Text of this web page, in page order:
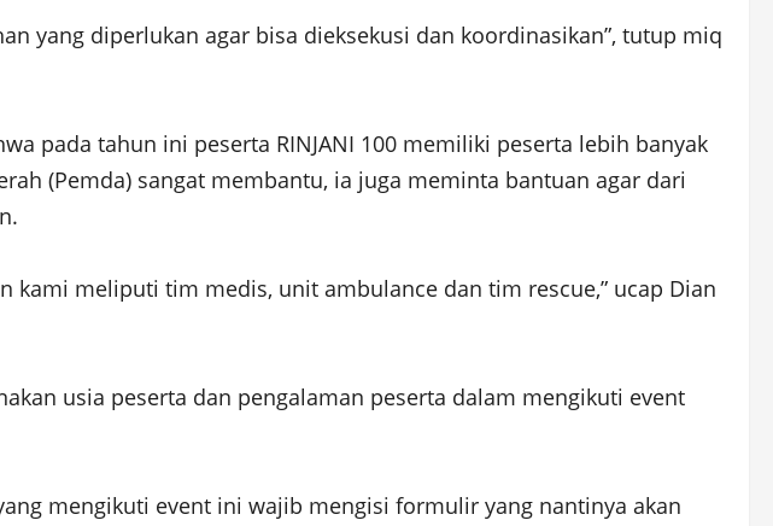
yang diperlukan agar bisa dieksekusi dan koordinasikan”, tutup miq
pada tahun ini peserta RINJANI 100 memiliki peserta lebih banyak
(Pemda) sangat membantu, ia juga meminta bantuan agar dari
kami meliputi tim medis, unit ambulance dan tim rescue,” ucap Dian
usia peserta dan pengalaman peserta dalam mengikuti event
mengikuti event ini wajib mengisi formulir yang nantinya akan